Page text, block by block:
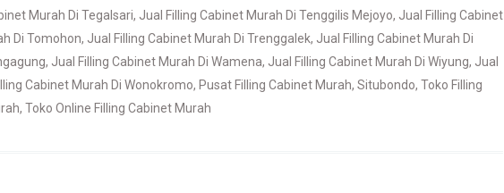
Murah Di Tegalsari, Jual Filling Cabinet Murah Di Tenggilis Mejoyo, Jual Filling Cabinet
Di Tomohon, Jual Filling Cabinet Murah Di Trenggalek, Jual Filling Cabinet Murah Di
, Jual Filling Cabinet Murah Di Wamena, Jual Filling Cabinet Murah Di Wiyung, Jual
Cabinet Murah Di Wonokromo, Pusat Filling Cabinet Murah, Situbondo, Toko Filling
, Toko Online Filling Cabinet Murah